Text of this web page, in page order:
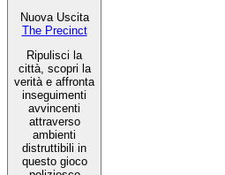
Nuova Uscita
The Precinct
Ripulisci la
città, scopri la
verità e affronta
inseguimenti
avvincenti
attraverso
ambienti
distruttibili in
questo gioco